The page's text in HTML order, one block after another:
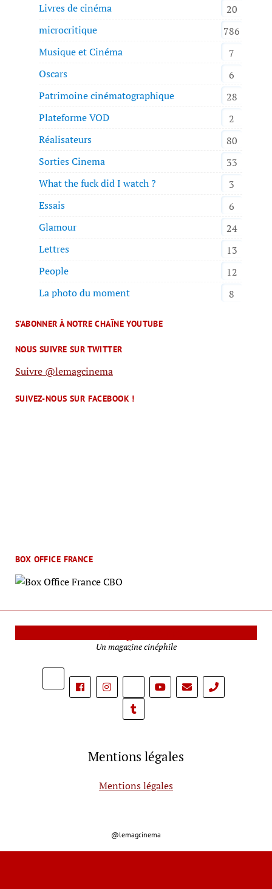
Livres de cinéma
20
microcritique
786
Musique et Cinéma
7
Oscars
6
Patrimoine cinématographique
28
Plateforme VOD
2
Réalisateurs
80
Sorties Cinema
33
What the fuck did I watch ?
3
Essais
6
Glamour
24
Lettres
13
People
12
La photo du moment
8
S’ABONNER À NOTRE CHAÎNE YOUTUBE
NOUS SUIVRE SUR TWITTER
Suivre @lemagcinema
SUIVEZ-NOUS SUR FACEBOOK !
BOX OFFICE FRANCE
Un magazine cinéphile
phone
Mentions légales
Mentions légales
@lemagcinema